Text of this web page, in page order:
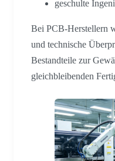
geschulte
Bei PCB-Herstellern
und technische
Bestandteile zur
gleichbleibenden